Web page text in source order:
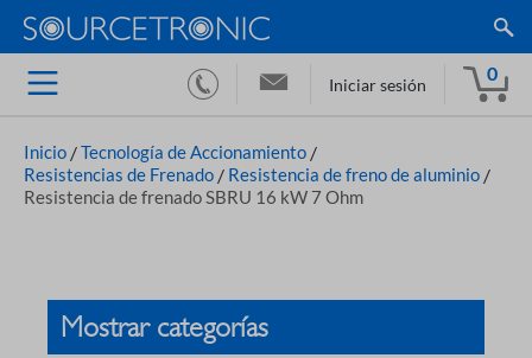
Iniciar sesión
0
Inicio /Tecnología de Accionamiento /
Resistencias de Frenado / Resistencia de freno de aluminio /
Resistencia de frenado SBRU 16 kW 7 Ohm
Mostrar categorías